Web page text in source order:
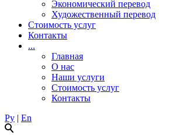
Экономический перевод
Художественный перевод
Стоимость услуг
Контакты
...
Главная
О нас
Наши услуги
Стоимость услуг
Контакты
Ру | En